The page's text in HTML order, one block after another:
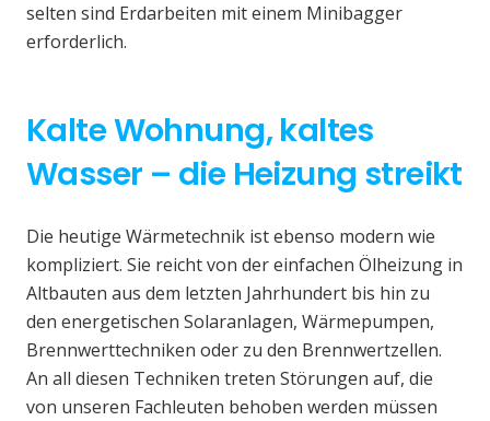
selten sind Erdarbeiten mit einem Minibagger
erforderlich.
Kalte Wohnung, kaltes
Wasser – die Heizung streikt
Die heutige Wärmetechnik ist ebenso modern wie
kompliziert. Sie reicht von der einfachen Ölheizung in
Altbauten aus dem letzten Jahrhundert bis hin zu
den energetischen Solaranlagen, Wärmepumpen,
Brennwerttechniken oder zu den Brennwertzellen.
An all diesen Techniken treten Störungen auf, die
von unseren Fachleuten behoben werden müssen